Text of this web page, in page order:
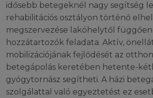
idősebb betegeknél nagy segítség
rehabilitációs osztályon történő
megszervezése lakóhelytől függően
hozzátartozók feladata. Aktív,
mobilizációjának fejlődését az
betegápolás keretében hetente-
gyógytornász segítheti. A házi
szolgálattal való egyeztetést ez